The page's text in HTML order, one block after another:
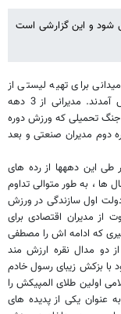
شود و این گزارشی است
برای تهیه لیستی از
مدیرانی که از لایه های مدیریتی غیر ورزشی به ورزش آمدند. مدیرانی از 3 دهه
تحمیلی که ورزش دوره
دوم مدیران صنعتی و بعد
این دههها از رده های
ها ، به طور متوالی تداوم
اول سازندگی در ورزش
مدیران اقتصادی برای
که ادامه اش را مصطفی
مدال نقره ارزش مند
با بزکش زیبای رسول خادم
اسلامی اولین طلای المپیکش را
یکی از پدیده های